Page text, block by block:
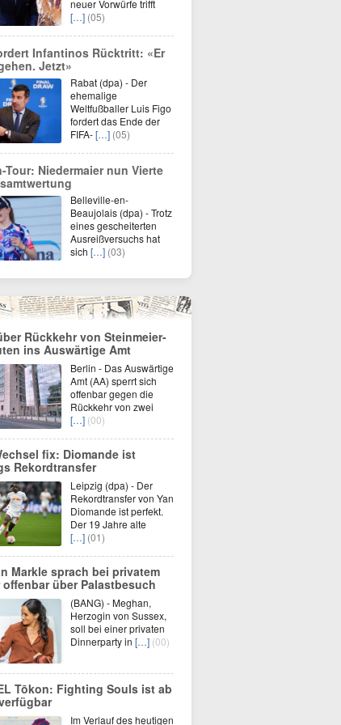
neuer Vorwürfe trifft
[…] (05)
Infantinos Rücktritt: «Er
Jetzt»
Rabat (dpa) - Der
ehemalige
Weltfußballer Luis Figo
fordert das Ende der
FIFA-[…] (05)
Tour: Niedermaier nun Vierte
Belleville-en-
Beaujolais (dpa) - Trotz
eines gescheiterten
Ausreißversuchs hat
sich […] (03)
Rückkehr von Steinmeier-
ins Auswärtige Amt
Berlin - Das Auswärtige
Amt (AA) sperrt sich
offenbar gegen die
Rückkehr von zwei
[…] (00)
fix: Diomande ist
Rekordtransfer
Leipzig (dpa) - Der
Rekordtransfer von Yan
Diomande ist perfekt.
Der 19 Jahre alte
[…] (01)
Markle sprach bei privatem
offenbar über Palastbesuch
(BANG) - Meghan,
Herzogin von Sussex,
soll bei einer privaten
Dinnerparty in […] (00)
Tōkon: Fighting Souls ist ab
Im Verlauf des heutigen